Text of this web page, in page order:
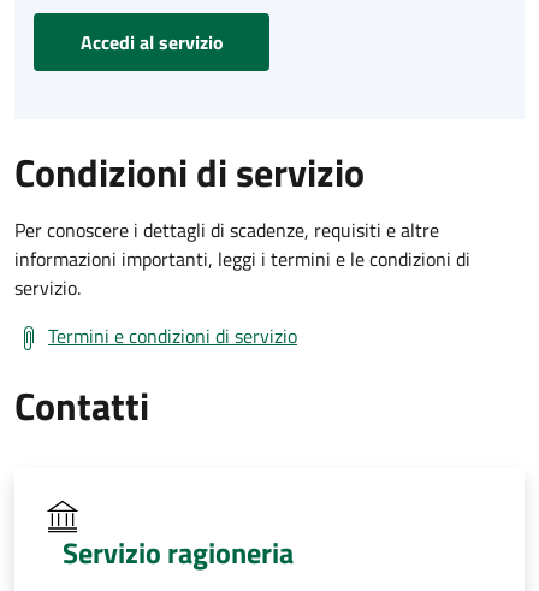
Accedi al servizio
Condizioni di servizio
Per conoscere i dettagli di scadenze, requisiti e altre
informazioni importanti, leggi i termini e le condizioni di
servizio.
Termini e condizioni di servizio
Contatti
Servizio ragioneria